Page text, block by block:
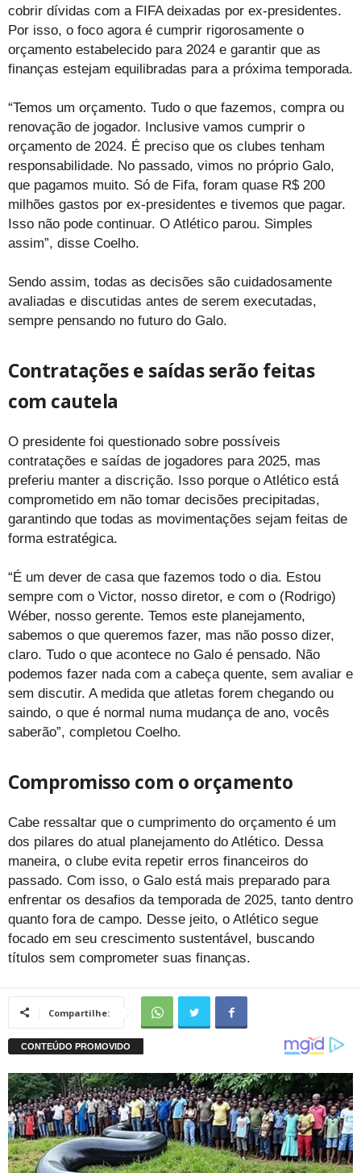
cobrir dívidas com a FIFA deixadas por ex-presidentes.
Por isso, o foco agora é cumprir rigorosamente o
orçamento estabelecido para 2024 e garantir que as
finanças estejam equilibradas para a próxima temporada.
“Temos um orçamento. Tudo o que fazemos, compra ou
renovação de jogador. Inclusive vamos cumprir o
orçamento de 2024. É preciso que os clubes tenham
responsabilidade. No passado, vimos no próprio Galo,
que pagamos muito. Só de Fifa, foram quase R$ 200
milhões gastos por ex-presidentes e tivemos que pagar.
Isso não pode continuar. O Atlético parou. Simples
assim”, disse Coelho.
Sendo assim, todas as decisões são cuidadosamente
avaliadas e discutidas antes de serem executadas,
sempre pensando no futuro do Galo.
Contratações e saídas serão feitas
com cautela
O presidente foi questionado sobre possíveis
contratações e saídas de jogadores para 2025, mas
preferiu manter a discrição. Isso porque o Atlético está
comprometido em não tomar decisões precipitadas,
garantindo que todas as movimentações sejam feitas de
forma estratégica.
“É um dever de casa que fazemos todo o dia. Estou
sempre com o Victor, nosso diretor, e com o (Rodrigo)
Wéber, nosso gerente. Temos este planejamento,
sabemos o que queremos fazer, mas não posso dizer,
claro. Tudo o que acontece no Galo é pensado. Não
podemos fazer nada com a cabeça quente, sem avaliar e
sem discutir. A medida que atletas forem chegando ou
saindo, o que é normal numa mudança de ano, vocês
saberão”, completou Coelho.
Compromisso com o orçamento
Cabe ressaltar que o cumprimento do orçamento é um
dos pilares do atual planejamento do Atlético. Dessa
maneira, o clube evita repetir erros financeiros do
passado. Com isso, o Galo está mais preparado para
enfrentar os desafios da temporada de 2025, tanto dentro
quanto fora de campo. Desse jeito, o Atlético segue
focado em seu crescimento sustentável, buscando
títulos sem comprometer suas finanças.
Compartilhe: